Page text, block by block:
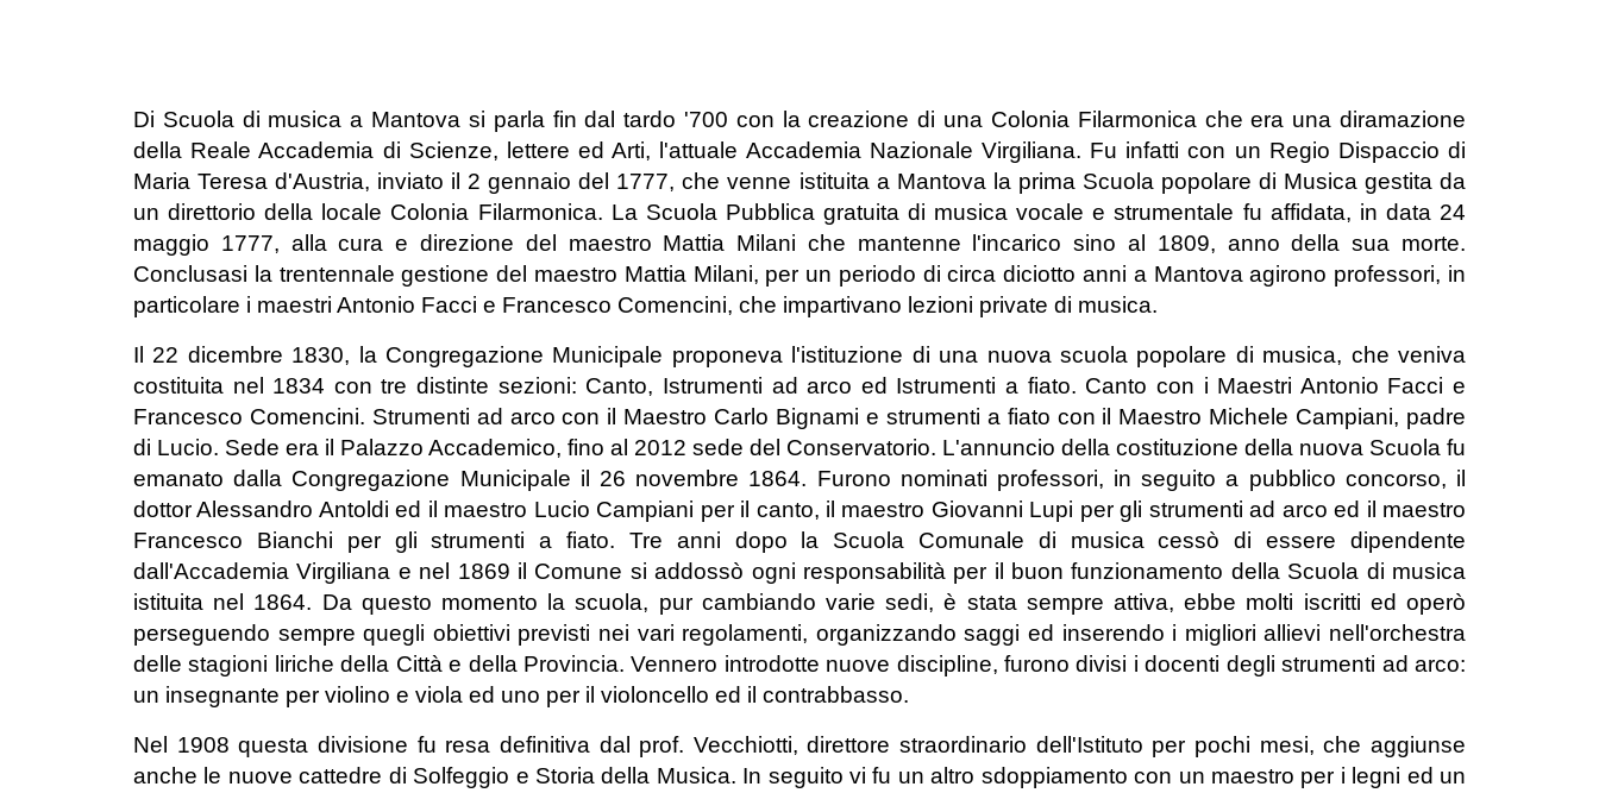
Di Scuola di musica a Mantova si parla fin dal tardo '700 con la creazione di una Colonia Filarmonica che era una diramazione
della Reale Accademia di Scienze, lettere ed Arti, l'attuale Accademia Nazionale Virgiliana. Fu infatti con un Regio Dispaccio di
Maria Teresa d'Austria, inviato il 2 gennaio del 1777, che venne istituita a Mantova la prima Scuola popolare di Musica gestita da
un direttorio della locale Colonia Filarmonica. La Scuola Pubblica gratuita di musica vocale e strumentale fu affidata, in data 24
maggio 1777, alla cura e direzione del maestro Mattia Milani che mantenne l'incarico sino al 1809, anno della sua morte.
Conclusasi la trentennale gestione del maestro Mattia Milani, per un periodo di circa diciotto anni a Mantova agirono professori, in
particolare i maestri Antonio Facci e Francesco Comencini, che impartivano lezioni private di musica.
Il 22 dicembre 1830, la Congregazione Municipale proponeva l'istituzione di una nuova scuola popolare di musica, che veniva
costituita nel 1834 con tre distinte sezioni: Canto, Istrumenti ad arco ed Istrumenti a fiato. Canto con i Maestri Antonio Facci e
Francesco Comencini. Strumenti ad arco con il Maestro Carlo Bignami e strumenti a fiato con il Maestro Michele Campiani, padre
di Lucio. Sede era il Palazzo Accademico, fino al 2012 sede del Conservatorio. L'annuncio della costituzione della nuova Scuola fu
emanato dalla Congregazione Municipale il 26 novembre 1864. Furono nominati professori, in seguito a pubblico concorso, il
dottor Alessandro Antoldi ed il maestro Lucio Campiani per il canto, il maestro Giovanni Lupi per gli strumenti ad arco ed il maestro
Francesco Bianchi per gli strumenti a fiato. Tre anni dopo la Scuola Comunale di musica cessò di essere dipendente
dall'Accademia Virgiliana e nel 1869 il Comune si addossò ogni responsabilità per il buon funzionamento della Scuola di musica
istituita nel 1864. Da questo momento la scuola, pur cambiando varie sedi, è stata sempre attiva, ebbe molti iscritti ed operò
perseguendo sempre quegli obiettivi previsti nei vari regolamenti, organizzando saggi ed inserendo i migliori allievi nell'orchestra
delle stagioni liriche della Città e della Provincia. Vennero introdotte nuove discipline, furono divisi i docenti degli strumenti ad arco:
un insegnante per violino e viola ed uno per il violoncello ed il contrabbasso.
Nel 1908 questa divisione fu resa definitiva dal prof. Vecchiotti, direttore straordinario dell'Istituto per pochi mesi, che aggiunse
anche le nuove cattedre di Solfeggio e Storia della Musica. In seguito vi fu un altro sdoppiamento con un maestro per i legni ed un